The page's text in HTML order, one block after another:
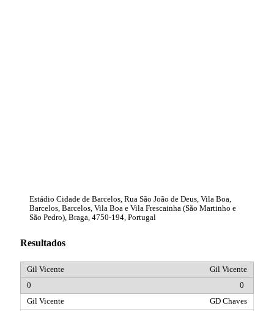
Estádio Cidade de Barcelos, Rua São João de Deus, Vila Boa,
Barcelos, Barcelos, Vila Boa e Vila Frescainha (São Martinho e
São Pedro), Braga, 4750-194, Portugal
Resultados
Gil Vicente
0
GD Chaves